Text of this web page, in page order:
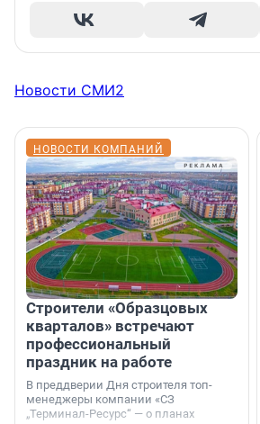
Новости СМИ2
НОВОСТИ КОМПАНИЙ
Строители «Образцовых
кварталов» встречают
профессиональный
праздник на работе
В преддверии Дня строителя топ-
менеджеры компании «СЗ
„Терминал-Ресурс“ — о планах